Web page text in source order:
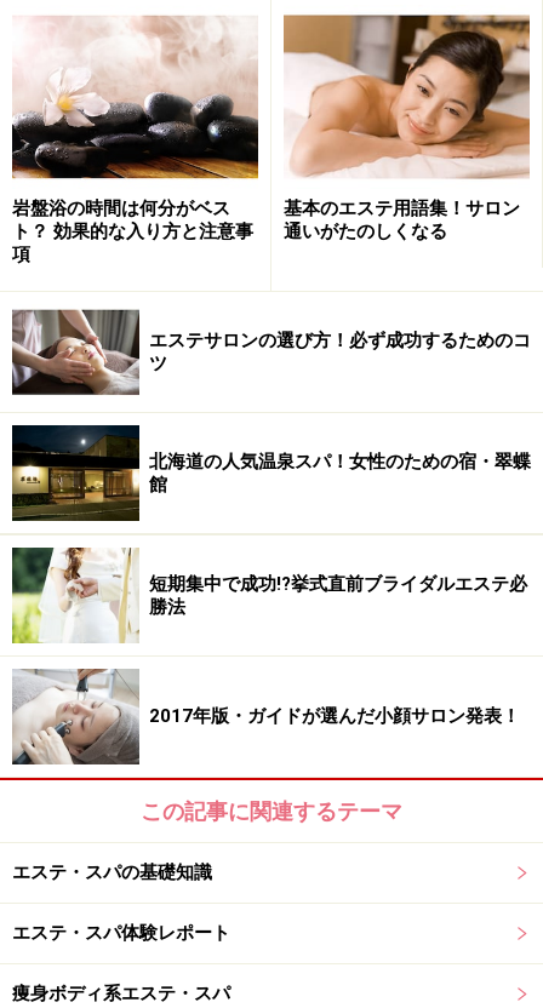
本来ならクラブメンバーと宿泊ゲストしか利用できな
い、ちょっと敷居の高いスパなんですが、この冬、ある
トリートメントを選ぶとビジター（日帰り）でも利用が
できるのです！
の実体とは！？ 詳しくは次のページからご紹介しま
す！！
その「あるトリートメント」の実態は！？
※記事内容は執筆時点のものです。最新の内容をご確認くださ
い。
※個人の体質、また、誤った方法による実践に起因して肌荒れや
不調を引き起こす場合があります。実践の際には、必ず自身の体
質及び健康状態を十分に考慮し、正しい方法で行ってください。
また、全ての方への有効性を保証するものではありません。
1 /3 次のページへ
岩盤浴の時間は何分がベス
ト？ 効果的な入り方と注意事
項
基本のエステ用語集！サロン
通いがたのしくなる
エステサロンの選び方！必ず成功するためのコ
ツ
北海道の人気温泉スパ！女性のための宿・翠蝶
館
短期集中で成功!?挙式直前ブライダルエステ必
勝法
2017年版・ガイドが選んだ小顔サロン発表！
この記事に関連するテーマ
エステ・スパの基礎知識
エステ・スパ体験レポート
痩身ボディ系エステ・スパ